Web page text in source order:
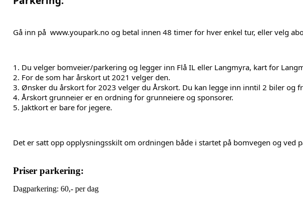
Gå inn på www.youpark.no og betal innen 48 timer for hver enkel tur, eller velg
1. Du velger bomveier/parkering og legger inn Flå IL eller Langmyra, kart for
2. For de som har årskort ut 2021 velger den.
3. Ønsker du årskort for 2023 velger du Årskort. Du kan legge inn inntil 2 biler og
4. Årskort grunneier er en ordning for grunneiere og sponsorer.
5. Jaktkort er bare for jegere.
Det er satt opp opplysningsskilt om ordningen både i startet på bomvegen og ved
Priser parkering:
Dagparkering: 60,- per dag